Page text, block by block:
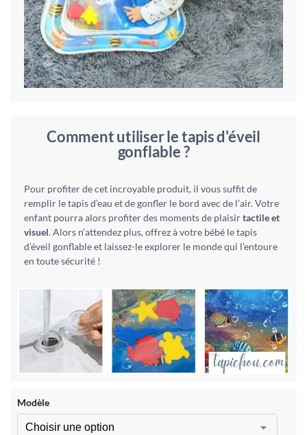
Comment utiliser le tapis d'éveil
gonflable ?
Pour profiter de cet incroyable produit, il vous suffit de
remplir le tapis d’eau et de gonfler le bord avec de l’air. Votre
enfant pourra alors profiter des moments de plaisirtactile et
visuel. Alors n’attendez plus, offrez à votre bébé le tapis
d’éveil gonflable et laissez-le explorer le monde qui l’entoure
en toute sécurité !
Modèle